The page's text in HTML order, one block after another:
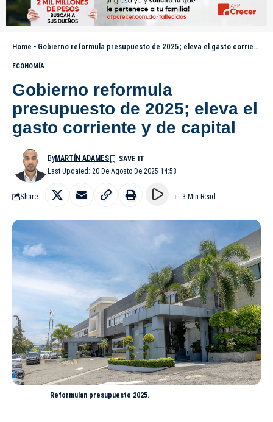
Home - Gobierno reformula presupuesto de 2025; eleva el gasto corriente y de capital
ECONOMÍA
Gobierno reformula
presupuesto de 2025; eleva el
gasto corriente y de capital
Last Updated: 20 De Agosto De 2025 14:58
ByMARTÍN ADAMES
Share 3 Min Read
Reformulan presupuesto 2025.